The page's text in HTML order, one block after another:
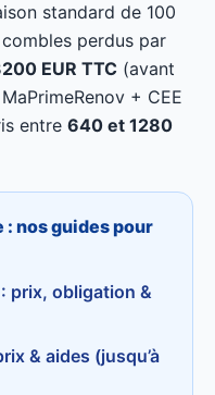
standard de 100
perdus par
EUR TTC (avant
+ CEE
entre 640 et 1280
: nos guides pour
prix, obligation &
& aides (jusqu’à